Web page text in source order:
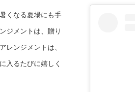
くなる夏場にも手
ジメントは、贈り
レンジメントは、
入るたびに嬉しく